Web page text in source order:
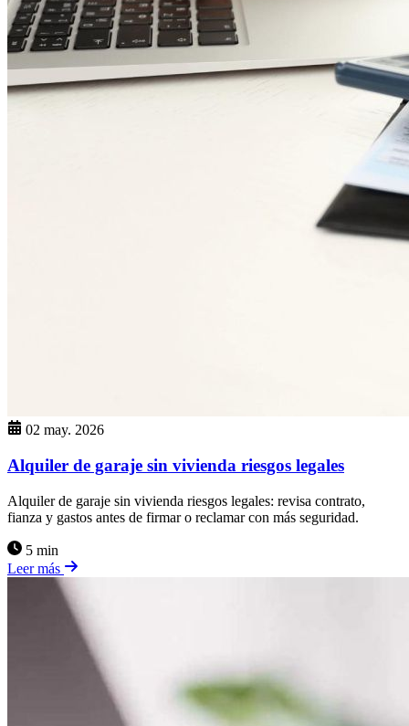
02 may. 2026
Alquiler de garaje sin vivienda riesgos legales
Alquiler de garaje sin vivienda riesgos legales: revisa contrato,
fianza y gastos antes de firmar o reclamar con más seguridad.
5 min
Leer más